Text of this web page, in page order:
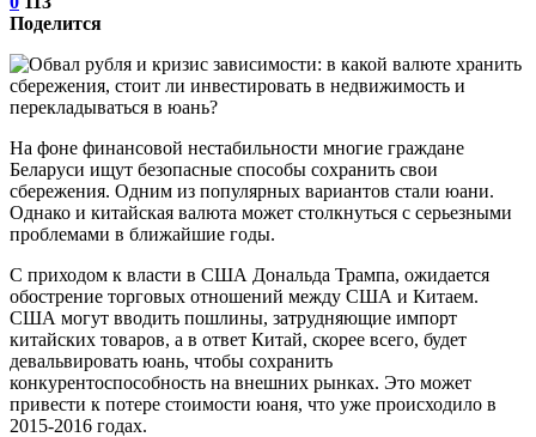
Поделится
На фоне финансовой нестабильности многие граждане
Беларуси ищут безопасные способы сохранить свои
сбережения. Одним из популярных вариантов стали юани.
Однако и китайская валюта может столкнуться с серьезными
проблемами в ближайшие годы.
С приходом к власти в США Дональда Трампа, ожидается
обострение торговых отношений между США и Китаем.
США могут вводить пошлины, затрудняющие импорт
китайских товаров, а в ответ Китай, скорее всего, будет
девальвировать юань, чтобы сохранить
конкурентоспособность на внешних рынках. Это может
привести к потере стоимости юаня, что уже происходило в
2015-2016 годах.